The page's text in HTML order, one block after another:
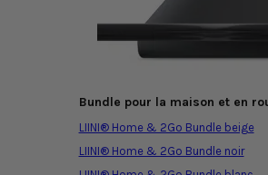
Bundle pour la maison et en
LIINI® Home & 2Go Bundle beige
LIINI® Home & 2Go Bundle noir